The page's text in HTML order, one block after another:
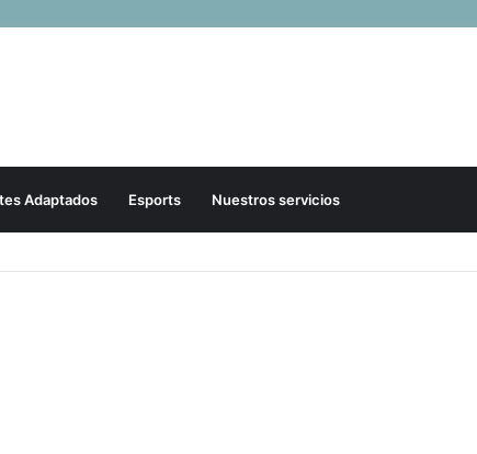
Adaptados Esports Nuestros servicios